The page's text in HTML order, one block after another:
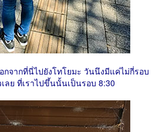
กจากที่นี่ไปยังโทโยมะ วันนึงมีแค่ไม่กี่รอบ
ลย ที่เราไปขึ้นนั้นเป็นรอบ 8:30